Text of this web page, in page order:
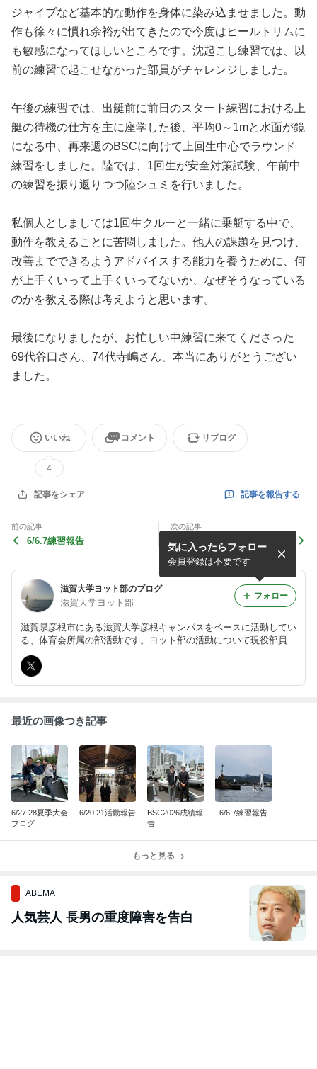
ジャイブなど基本的な動作を身体に染み込ませました。動
作も徐々に慣れ余裕が出てきたので今度はヒールトリムに
も敏感になってほしいところです。沈起こし練習では、以
前の練習で起こせなかった部員がチャレンジしました。
午後の練習では、出艇前に前日のスタート練習における上
艇の待機の仕方を主に座学した後、平均0～1mと水面が鏡
になる中、再来週のBSCに向けて上回生中心でラウンド
練習をしました。陸では、1回生が安全対策試験、午前中
の練習を振り返りつつ陸シュミを行いました。
私個人としましては1回生クルーと一緒に乗艇する中で、
動作を教えることに苦悶しました。他人の課題を見つけ、
改善までできるようアドバイスする能力を養うために、何
が上手くいって上手くいってないか、なぜそうなっている
のかを教える際は考えようと思います。
最後になりましたが、お忙しい中練習に来てくださった
69代谷口さん、74代寺嶋さん、本当にありがとうござい
ました。
いいね
4
コメント リブログ
記事をシェア 記事を報告する
前の記事
6/6.7練習報告
次の記事
5/23.24大阪公立大学遠征
滋賀大学ヨット部のブログ
滋賀大学ヨット部
滋賀県彦根市にある滋賀大学彦根キャンパスをベースに活動してい
る、体育会所属の部活動です。ヨット部の活動について現役部員が
紹介します！
気に入ったらフォロー
会員登録は不要です
フォロー
最近の画像つき記事
6/27.28夏季大会
ブログ
6/20.21活動報告
BSC2026成績報
告
6/6.7練習報告
もっと見る
ABEMA
人気芸人 長男の重度障害を告白